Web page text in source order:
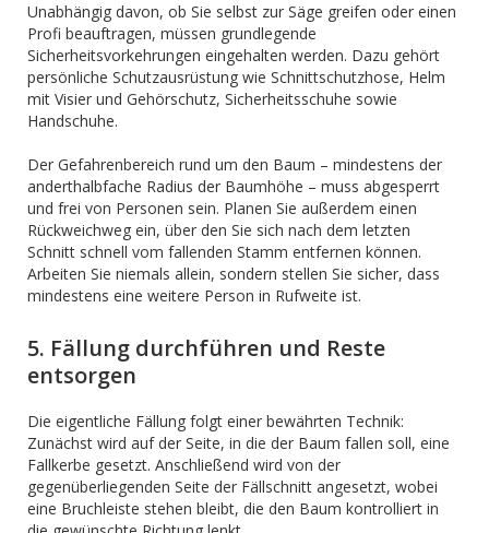
Unabhängig davon, ob Sie selbst zur Säge greifen oder einen
Profi beauftragen, müssen grundlegende
Sicherheitsvorkehrungen eingehalten werden. Dazu gehört
persönliche Schutzausrüstung wie Schnittschutzhose, Helm
mit Visier und Gehörschutz, Sicherheitsschuhe sowie
Handschuhe.
Der Gefahrenbereich rund um den Baum – mindestens der
anderthalbfache Radius der Baumhöhe – muss abgesperrt
und frei von Personen sein. Planen Sie außerdem einen
Rückweichweg ein, über den Sie sich nach dem letzten
Schnitt schnell vom fallenden Stamm entfernen können.
Arbeiten Sie niemals allein, sondern stellen Sie sicher, dass
mindestens eine weitere Person in Rufweite ist.
5. Fällung durchführen und Reste
entsorgen
Die eigentliche Fällung folgt einer bewährten Technik:
Zunächst wird auf der Seite, in die der Baum fallen soll, eine
Fallkerbe gesetzt. Anschließend wird von der
gegenüberliegenden Seite der Fällschnitt angesetzt, wobei
eine Bruchleiste stehen bleibt, die den Baum kontrolliert in